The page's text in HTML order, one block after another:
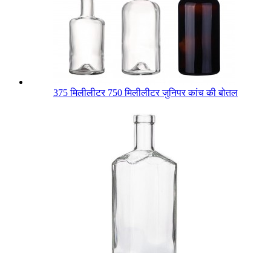
375 मिलीलीटर 750 मिलीलीटर जुनिपर कांच की बोतल